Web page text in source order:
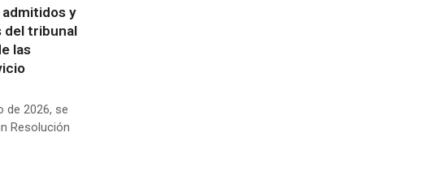
y
del tribunal
las
de 2026, se
Resolución